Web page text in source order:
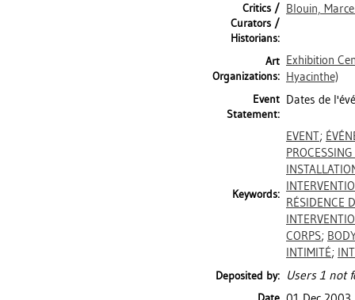
Critics /
Curators /
Historians:
Blouin,
Art
Organizations:
Exhibition
Hyacinthe)
Event
Statement:
Dates de
Keywords:
EVENT;
RÉSIDENCE
CORPS;
INTIMITÉ;
Deposited by: Users 1 not